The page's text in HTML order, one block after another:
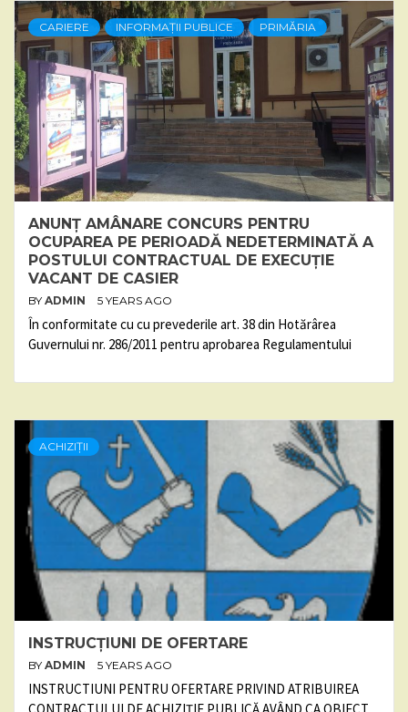
CARIERE INFORMAȚII PUBLICE PRIMĂRIA
ANUNȚ AMÂNARE CONCURS PENTRU
OCUPAREA PE PERIOADĂ NEDETERMINATĂ A
POSTULUI CONTRACTUAL DE EXECUȚIE
VACANT DE CASIER
BY ADMIN 5 YEARS AGO
În conformitate cu cu prevederile art. 38 din Hotărârea
Guvernului nr. 286/2011 pentru aprobarea Regulamentului
ACHIZIȚII
INSTRUCȚIUNI DE OFERTARE
BY ADMIN 5 YEARS AGO
INSTRUCTIUNI PENTRU OFERTARE PRIVIND ATRIBUIREA